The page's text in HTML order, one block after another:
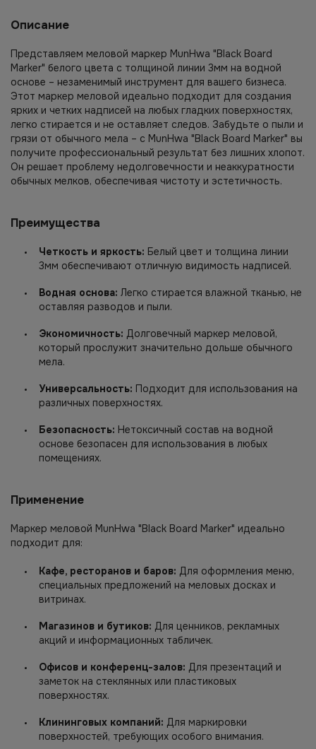
Описание
Представляем меловой маркер MunHwa "Black Board
Marker" белого цвета с толщиной линии 3мм на водной
основе – незаменимый инструмент для вашего бизнеса.
Этот маркер меловой идеально подходит для создания
ярких и четких надписей на любых гладких поверхностях,
легко стирается и не оставляет следов. Забудьте о пыли и
грязи от обычного мела – с MunHwa "Black Board Marker" вы
получите профессиональный результат без лишних хлопот.
Он решает проблему недолговечности и неаккуратности
обычных мелков, обеспечивая чистоту и эстетичность.
Преимущества
Четкость и яркость: Белый цвет и толщина линии
3мм обеспечивают отличную видимость надписей.
Водная основа: Легко стирается влажной тканью, не
оставляя разводов и пыли.
Экономичность: Долговечный маркер меловой,
который прослужит значительно дольше обычного
мела.
Универсальность: Подходит для использования на
различных поверхностях.
Безопасность: Нетоксичный состав на водной
основе безопасен для использования в любых
помещениях.
Применение
Маркер меловой MunHwa "Black Board Marker" идеально
подходит для:
Кафе, ресторанов и баров: Для оформления меню,
специальных предложений на меловых досках и
витринах.
Магазинов и бутиков: Для ценников, рекламных
акций и информационных табличек.
Офисов и конференц-залов: Для презентаций и
заметок на стеклянных или пластиковых
поверхностях.
Клининговых компаний: Для маркировки
поверхностей, требующих особого внимания.